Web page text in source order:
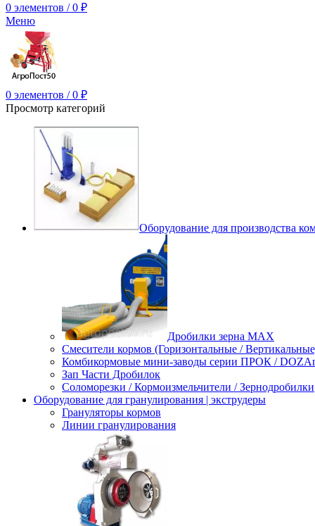
0 элементов / 0 ₽
Меню
0 элементов / 0 ₽
Просмотр категорий
Оборудование для производства
Дробилки зерна МАХ
Смесители кормов (Горизонтальные /
Комбикормовые мини-заводы серии ПРОК /
Зап Части Дробилок
Соломорезки / Кормоизмельчители / Зернодробилки
Оборудование для гранулирования | экструдеры
Грануляторы кормов
Линии гранулирования